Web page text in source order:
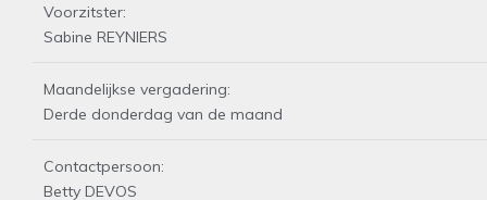
Voorzitster:
Sabine REYNIERS
Maandelijkse vergadering:
Derde donderdag van de maand
Contactpersoon:
Betty DEVOS